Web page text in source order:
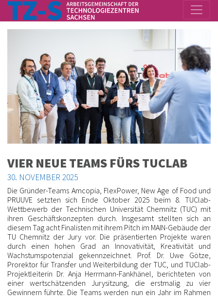
VIER NEUE TEAMS FÜRS TUCLAB
30. NOVEMBER 2025
Die Gründer-Teams Amcopia, FlexPower, New Age of Food und
PRUUVE setzten sich Ende Oktober 2025 beim 8. TUClab-
Wettbewerb der Technischen Universität Chemnitz (TUC) mit
ihren Geschäftskonzepten durch. Insgesamt stellten sich an
diesem Tag acht Finalisten mit ihrem Pitch im MAIN-Gebäude der
TU Chemnitz der Jury vor. Die präsentierten Projekte waren
durch einen hohen Grad an Innovativität, Kreativität und
Wachstumspotenzial gekennzeichnet. Prof. Dr. Uwe Götze,
Prorektor für Transfer und Weiterbildung der TUC, und TUClab-
Projektleiterin Dr. Anja Herrmann-Fankhänel, berichteten von
einer wertschätzenden Jurysitzung, die erstmalig zu vier
Gewinnern führte. Die Teams werden nun ein Jahr im Rahmen